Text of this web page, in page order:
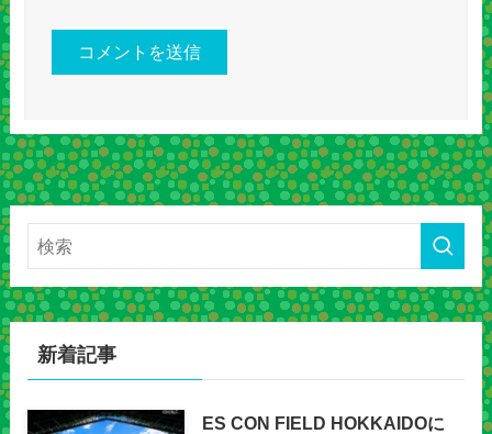
新着記事
ES CON FIELD HOKKAIDOに